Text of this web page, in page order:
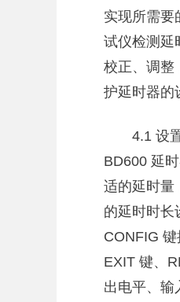
实现所需要
试仪检测延
校正、调整
护延时器的
4.1 设
BD600 延
适的延时量
的延时时长
CONFIG
EXIT 键、
出电平、输